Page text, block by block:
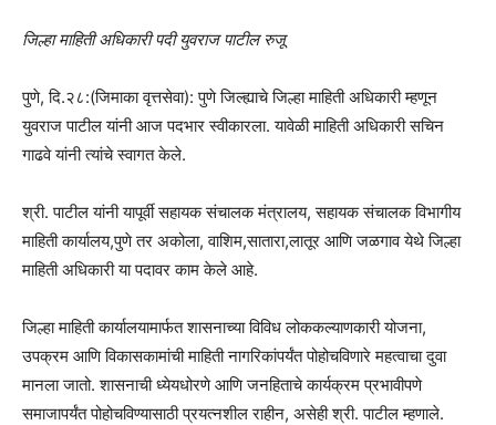
जिल्हा माहिती अधिकारी पदी युवराज पाटील रुजू
पुणे, दि.२८:(जिमाका वृत्तसेवा): पुणे जिल्ह्याचे जिल्हा माहिती अधिकारी म्हणून
युवराज पाटील यांनी आज पदभार स्वीकारला. यावेळी माहिती अधिकारी सचिन
गाढवे यांनी त्यांचे स्वागत केले.
श्री. पाटील यांनी यापूर्वी सहायक संचालक मंत्रालय, सहायक संचालक विभागीय
माहिती कार्यालय,पुणे तर अकोला, वाशिम,सातारा,लातूर आणि जळगाव येथे जिल्हा
माहिती अधिकारी या पदावर काम केले आहे.
जिल्हा माहिती कार्यालयामार्फत शासनाच्या विविध लोककल्याणकारी योजना,
उपक्रम आणि विकासकामांची माहिती नागरिकांपर्यंत पोहोचविणारे महत्वाचा दुवा
मानला जातो. शासनाची ध्येयधोरणे आणि जनहिताचे कार्यक्रम प्रभावीपणे
समाजापर्यंत पोहोचविण्यासाठी प्रयत्नशील राहीन, असेही श्री. पाटील म्हणाले.